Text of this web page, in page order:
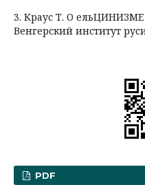
3. Краус Т. О
Венгерский институт
PDF